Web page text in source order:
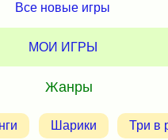
Все новые игры
МОИ ИГРЫ
Жанры
Шарики Три в